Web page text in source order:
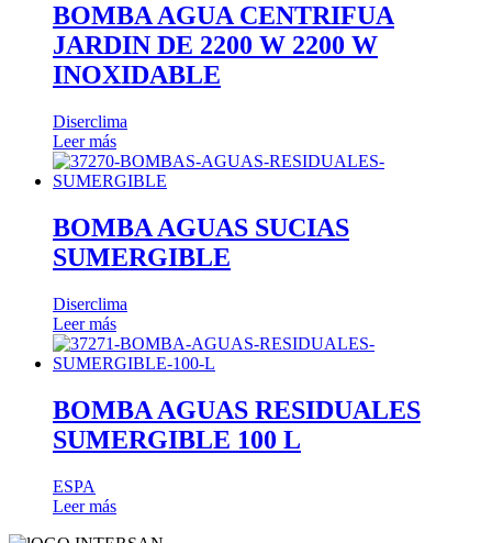
BOMBA AGUA CENTRIFUA
JARDIN DE 2200 W 2200 W
INOXIDABLE
Diserclima
Leer más
BOMBA AGUAS SUCIAS
SUMERGIBLE
Diserclima
Leer más
BOMBA AGUAS RESIDUALES
SUMERGIBLE 100 L
ESPA
Leer más